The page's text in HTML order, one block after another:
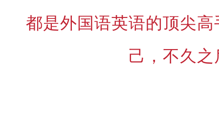
都是外国语英语的顶尖
己，不久